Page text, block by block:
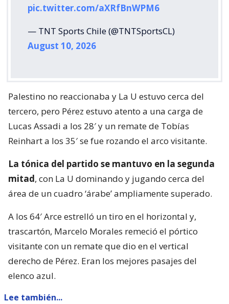
pic.twitter.com/aXRfBnWPM6
— TNT Sports Chile (@TNTSportsCL)
August 10, 2026
Palestino no reaccionaba y La U estuvo cerca del
tercero, pero Pérez estuvo atento a una carga de
Lucas Assadi a los 28′ y un remate de Tobías
Reinhart a los 35′ se fue rozando el arco visitante.
La tónica del partido se mantuvo en la segunda
mitad, con La U dominando y jugando cerca del
área de un cuadro ‘árabe’ ampliamente superado.
A los 64′ Arce estrelló un tiro en el horizontal y,
trascartón, Marcelo Morales remeció el pórtico
visitante con un remate que dio en el vertical
derecho de Pérez. Eran los mejores pasajes del
elenco azul.
Lee también...